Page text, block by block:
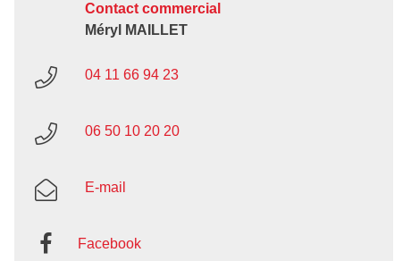
Contact commercial
Méryl MAILLET
04 11 66 94 23
06 50 10 20 20
E-mail
Facebook